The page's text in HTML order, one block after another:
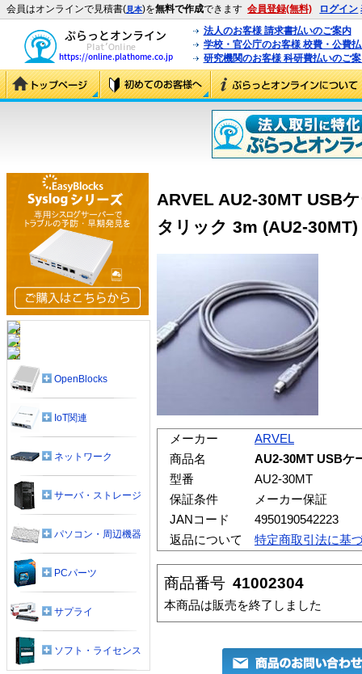
会員はオンラインで見積書(見本)を無料で作成できます 会員登録(無料) ログイン
法人のお客様 請求書払いのご案内
学校・官公庁のお客様 校費・公費
研究機関のお客様 科研費払いのご
ARVEL AU2-30MT USB
タリック 3m (AU2-30MT)
メーカー
ARVEL
商品名
AU2-30MT USBケ
型番
AU2-30MT
保証条件
メーカー保証
JANコード
4950190542223
返品について
特定商取引法に基
商品番号 41002304
本商品は販売を終了しました
OpenBlocks
IoT関連
ネットワーク
サーバ・ストレージ
パソコン・周辺機器
PCパーツ
サプライ
ソフト・ライセンス